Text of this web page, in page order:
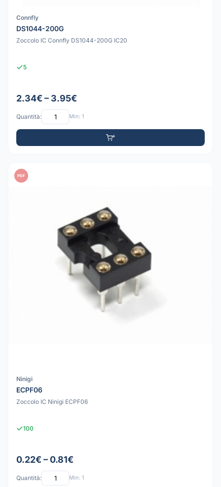
Connfly
DS1044-200G
Zoccolo IC Connfly DS1044-200G IC20
5
2.34€ – 3.95€
Quantità: Min: 1
PDF
Ninigi
ECPF06
Zoccolo IC Ninigi ECPF06
100
0.22€ – 0.81€
Quantità: Min: 1